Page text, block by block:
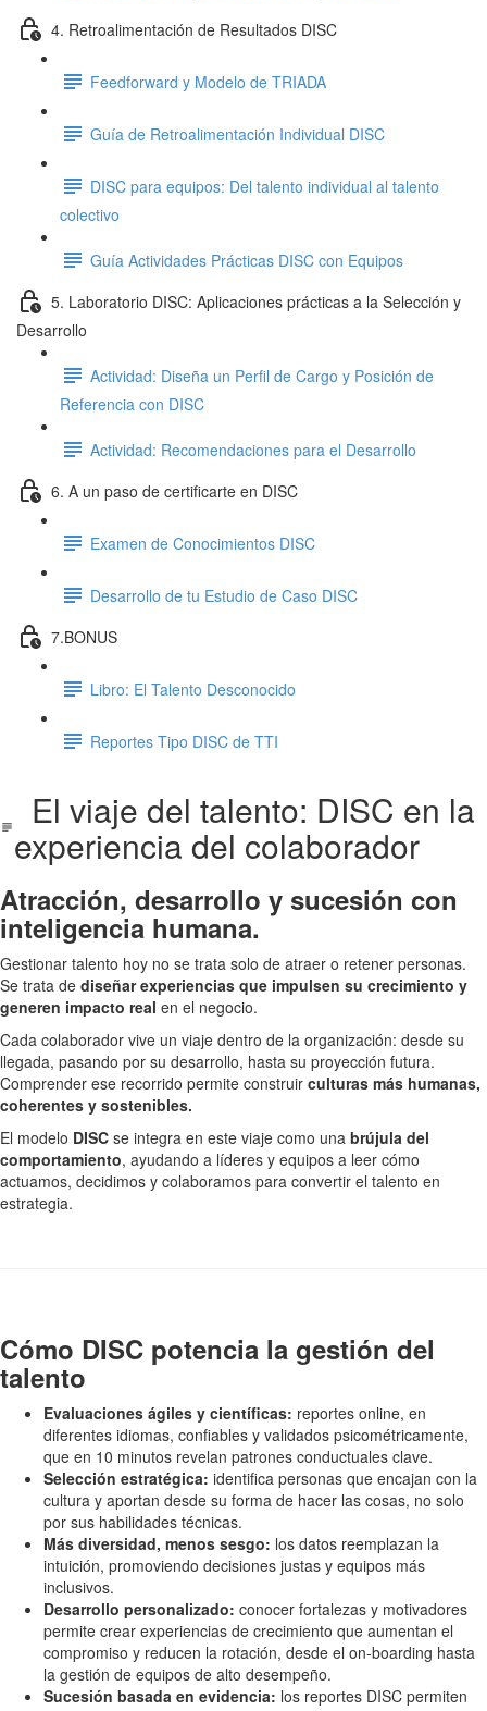
4. Retroalimentación de Resultados DISC
Feedforward y Modelo de TRIADA
Guía de Retroalimentación Individual DISC
DISC para equipos: Del talento individual al talento
colectivo
Guía Actividades Prácticas DISC con Equipos
5. Laboratorio DISC: Aplicaciones prácticas a la Selección y
Desarrollo
Actividad: Diseña un Perfil de Cargo y Posición de
Referencia con DISC
Actividad: Recomendaciones para el Desarrollo
6. A un paso de certificarte en DISC
Examen de Conocimientos DISC
Desarrollo de tu Estudio de Caso DISC
7.BONUS
Libro: El Talento Desconocido
Reportes Tipo DISC de TTI
El viaje del talento: DISC en la
experiencia del colaborador
Atracción, desarrollo y sucesión con
inteligencia humana.
Gestionar talento hoy no se trata solo de atraer o retener personas.
Se trata de diseñar experiencias que impulsen su crecimiento y
generen impacto real en el negocio.
Cada colaborador vive un viaje dentro de la organización: desde su
llegada, pasando por su desarrollo, hasta su proyección futura.
Comprender ese recorrido permite construir culturas más humanas,
coherentes y sostenibles.
El modelo DISC se integra en este viaje como una brújula del
comportamiento, ayudando a líderes y equipos a leer cómo
actuamos, decidimos y colaboramos para convertir el talento en
estrategia.
Cómo DISC potencia la gestión del
talento
Evaluaciones ágiles y científicas: reportes online, en
diferentes idiomas, confiables y validados psicométricamente,
que en 10 minutos revelan patrones conductuales clave.
Selección estratégica: identifica personas que encajan con la
cultura y aportan desde su forma de hacer las cosas, no solo
por sus habilidades técnicas.
Más diversidad, menos sesgo: los datos reemplazan la
intuición, promoviendo decisiones justas y equipos más
inclusivos.
Desarrollo personalizado: conocer fortalezas y motivadores
permite crear experiencias de crecimiento que aumentan el
compromiso y reducen la rotación, desde el on-boarding hasta
la gestión de equipos de alto desempeño.
Sucesión basada en evidencia: los reportes DISC permiten